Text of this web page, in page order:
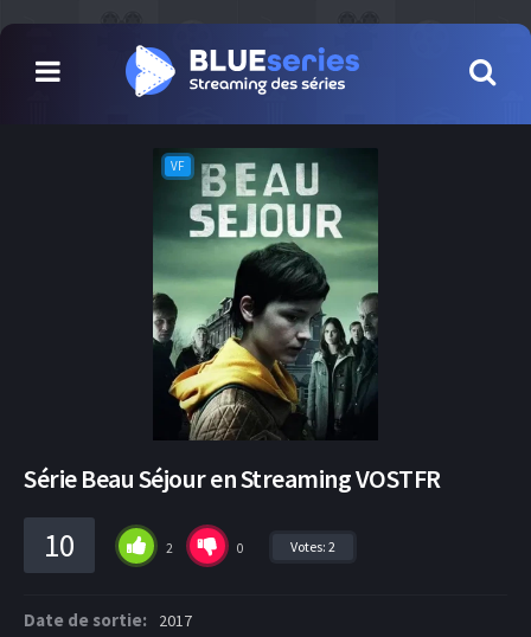
VF
Série Beau Séjour en Streaming VOSTFR
10 2 0 Votes: 2
Date de sortie: 2017